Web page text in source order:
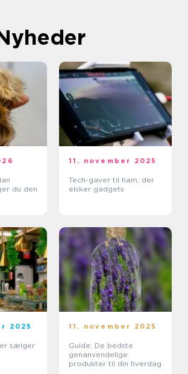
du den
11. november 2025
Tech-gaver til ham, der
elsker gadgets
2025
sælger
11. november 2025
Guide: De bedste
genanvendelige
produkter til din hverdag